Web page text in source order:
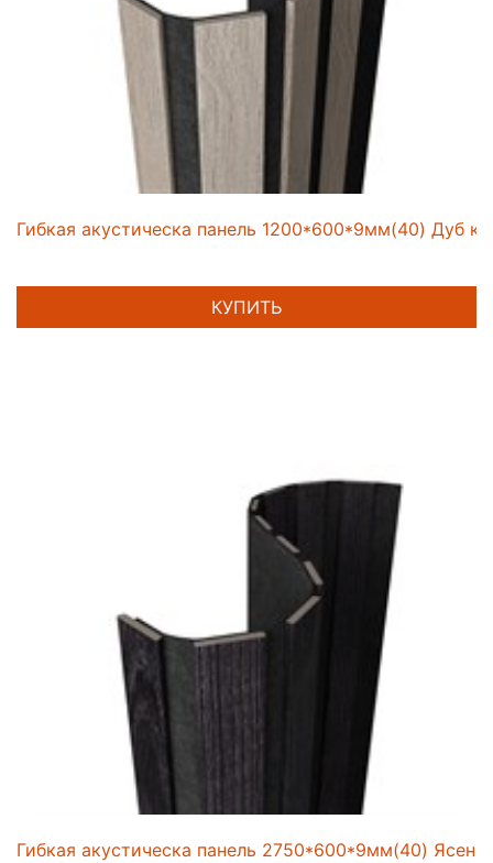
Гибкая акустическа панель 1200*600*9мм(40) Дуб
КУПИТЬ
Гибкая акустическа панель 2750*600*9мм(40)